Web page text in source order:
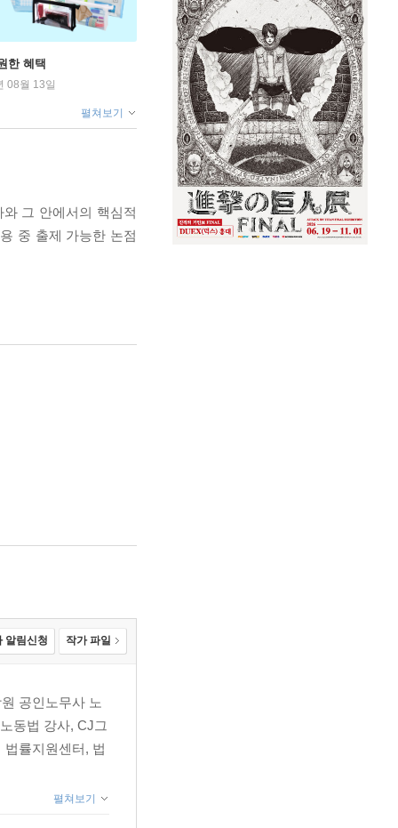
한 혜택
08월 13일
펼쳐보기
그 안에서의 핵심적
중 출제 가능한 논점
알림신청 작가 파일
공인노무사 노
동법 강사, CJ그
률지원센터, 법
펼쳐보기